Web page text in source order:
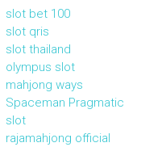
slot bet 100
slot qris
slot thailand
olympus slot
mahjong ways
Spaceman Pragmatic
slot
rajamahjong official